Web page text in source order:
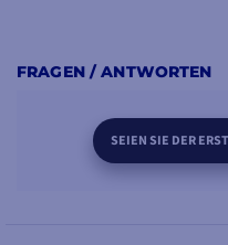
FRAGEN / ANTWORTEN
SEIEN SIE DER